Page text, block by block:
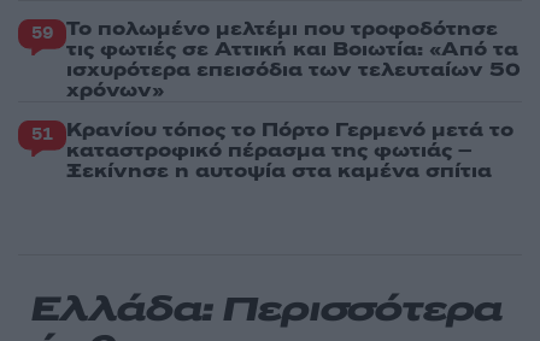
59 Το πολωμένο μελτέμι που τροφοδότησε
τις φωτιές σε Αττική και Βοιωτία: «Από τα
ισχυρότερα επεισόδια των τελευταίων 50
χρόνων»
51 Κρανίου τόπος το Πόρτο Γερμενό μετά το
καταστροφικό πέρασμα της φωτιάς –
Ξεκίνησε η αυτοψία στα καμένα σπίτια
Ελλάδα: Περισσότερα